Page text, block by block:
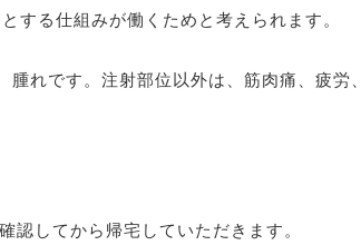
する仕組みが働くためと考えられます。
れです。注射部位以外は、筋肉痛、疲労、
してから帰宅していただきます。